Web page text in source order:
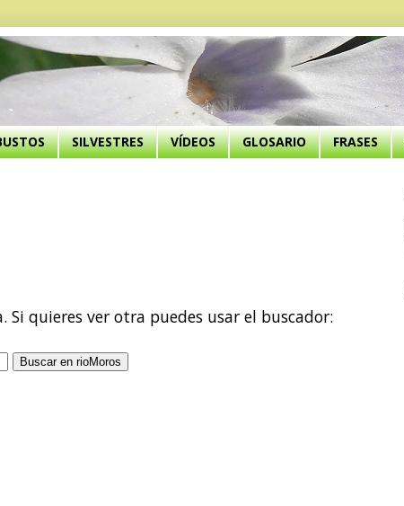
SILVESTRES VÍDEOS GLOSARIO FRASES
quieres ver otra puedes usar el buscador: